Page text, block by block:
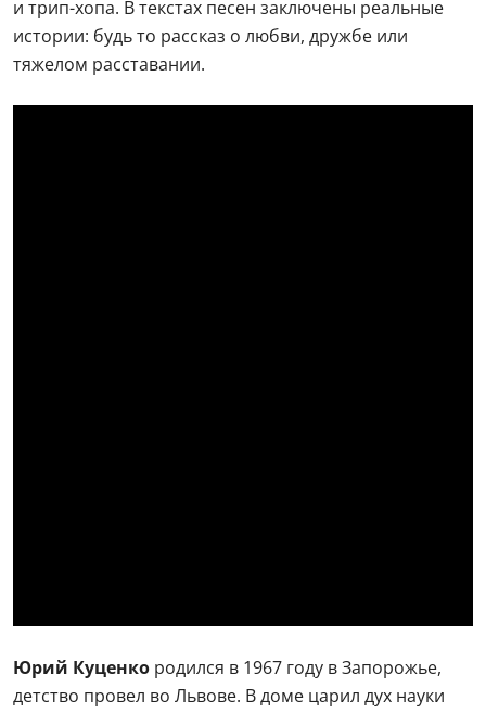
и трип-хопа. В текстах песен заключены реальные
истории: будь то рассказ о любви, дружбе или
тяжелом расставании.
Юрий Куценко родился в 1967 году в Запорожье,
детство провел во Львове. В доме царил дух науки